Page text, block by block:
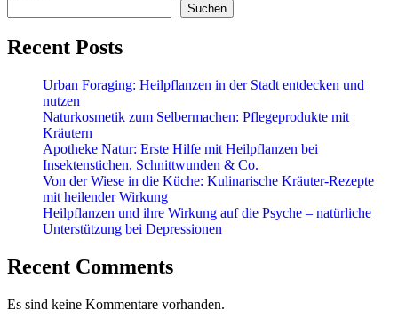
Suchen
Recent Posts
Urban Foraging: Heilpflanzen in der Stadt entdecken und
nutzen
Naturkosmetik zum Selbermachen: Pflegeprodukte mit
Kräutern
Apotheke Natur: Erste Hilfe mit Heilpflanzen bei
Insektenstichen, Schnittwunden & Co.
Von der Wiese in die Küche: Kulinarische Kräuter-Rezepte
mit heilender Wirkung
Heilpflanzen und ihre Wirkung auf die Psyche – natürliche
Unterstützung bei Depressionen
Recent Comments
Es sind keine Kommentare vorhanden.